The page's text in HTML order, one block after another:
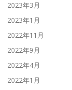
2023年3月
2023年1月
2022年11月
2022年9月
2022年4月
2022年1月